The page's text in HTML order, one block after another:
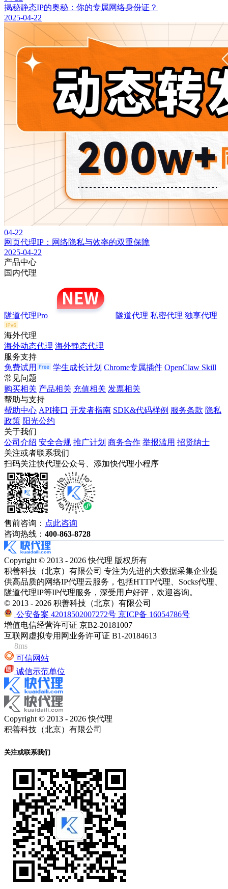
揭秘静态IP的奥秘：你的专属网络身份证？
2025-04-22
04-22
网页代理IP：网络隐私与效率的双重保障
2025-04-22
产品中心
国内代理
隧道代理Pro 隧道代理 私密代理 独享代理
海外代理
海外动态代理 海外静态代理
服务支持
免费试用
学生成长计划 Chrome专属插件 OpenClaw Skill
常见问题
购买相关 产品相关 充值相关 发票相关
帮助与支持
帮助中心 API接口 开发者指南 SDK&代码样例 服务条款 隐私
政策 阳光公约
关于我们
公司介绍 安全合规 推广计划 商务合作 举报滥用 招贤纳士
关注或者联系我们
扫码关注快代理公众号、添加快代理小程序
售前咨询： 点此咨询
咨询热线： 400-863-8728
Copyright © 2013 - 2026 快代理 版权所有
积善科技（北京）有限公司 专注为先进的大数据采集企业提
供高品质的网络IP代理云服务，包括HTTP代理、Socks代理、
隧道代理IP等IP代理服务，深受用户好评，欢迎咨询。
© 2013 - 2026 积善科技（北京）有限公司
公安备案 42018502007272号 京ICP备 16054786号
增值电信经营许可证 京B2-20181007
互联网虚拟专用网业务许可证 B1-20184613
8ms
可信网站
诚信示范单位
Copyright © 2013 - 2026 快代理
积善科技（北京）有限公司
关注或联系我们